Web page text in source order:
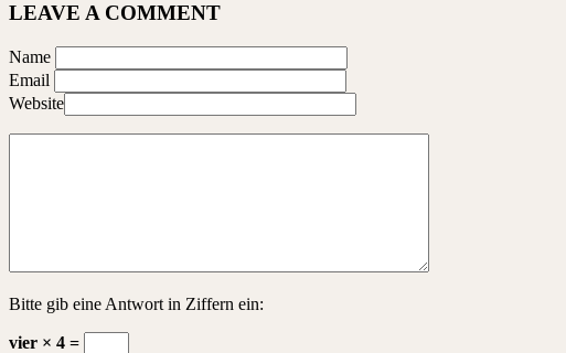
LEAVE A COMMENT
Name
Email
Website
Bitte gib eine Antwort in Ziffern ein:
vier × 4 =